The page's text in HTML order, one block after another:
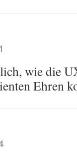
wie die
Ehren